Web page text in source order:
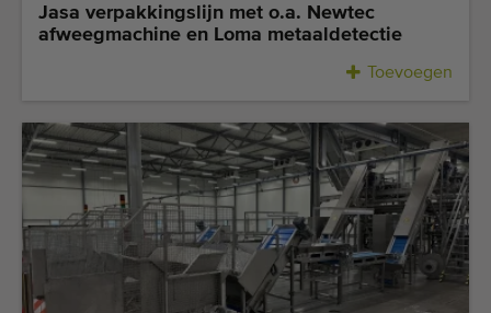
Ervaren personeel
Jasa verpakkingslijn met o.a. Newtec
afweegmachine en Loma metaaldetectie
Toevoegen